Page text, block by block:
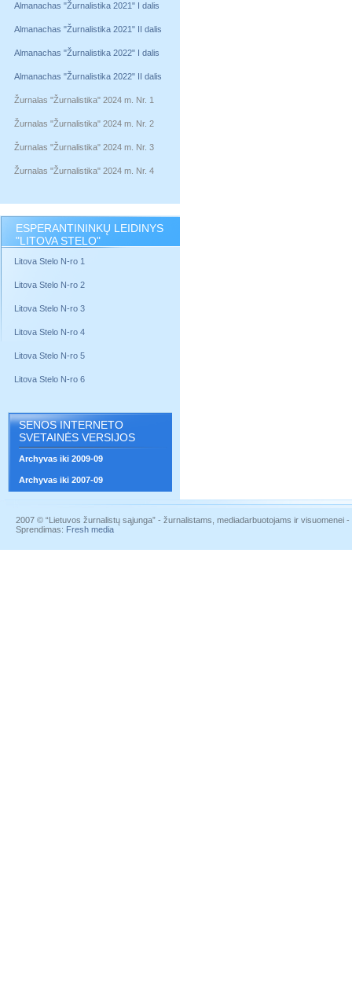
Almanachas "Žurnalistika 2021" I dalis
Almanachas "Žurnalistika 2021" II dalis
Almanachas "Žurnalistika 2022" I dalis
Almanachas "Žurnalistika 2022" II dalis
Žurnalas "Žurnalistika" 2024 m. Nr. 1
Žurnalas "Žurnalistika" 2024 m. Nr. 2
Žurnalas "Žurnalistika" 2024 m. Nr. 3
Žurnalas "Žurnalistika" 2024 m. Nr. 4
ESPERANTININKŲ LEIDINYS
"LITOVA STELO"
Litova Stelo N-ro 1
Litova Stelo N-ro 2
Litova Stelo N-ro 3
Litova Stelo N-ro 4
Litova Stelo N-ro 5
Litova Stelo N-ro 6
SENOS INTERNETO
SVETAINĖS VERSIJOS
Archyvas iki 2009-09
Archyvas iki 2007-09
2007 © “Lietuvos žurnalistų sąjunga” - žurnalistams, mediadarbuotojams ir visuomenei
Sprendimas: Fresh media